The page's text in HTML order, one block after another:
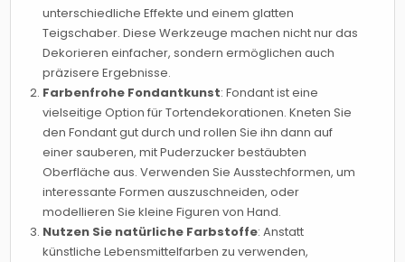
unterschiedliche Effekte und einem glatten
Teigschaber. Diese Werkzeuge machen nicht nur das
Dekorieren einfacher, sondern ermöglichen auch
präzisere Ergebnisse.
Farbenfrohe Fondantkunst: Fondant ist eine
vielseitige Option für Tortendekorationen. Kneten Sie
den Fondant gut durch und rollen Sie ihn dann auf
einer sauberen, mit Puderzucker bestäubten
Oberfläche aus. Verwenden Sie Ausstechformen, um
interessante Formen auszuschneiden, oder
modellieren Sie kleine Figuren von Hand.
Nutzen Sie natürliche Farbstoffe: Anstatt
künstliche Lebensmittelfarben zu verwenden,